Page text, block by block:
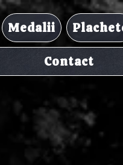
Medalii
Contact